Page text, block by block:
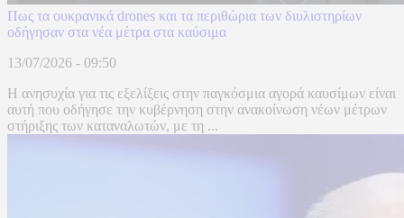
Πως τα ουκρανικά drones και τα περιθώρια των διυλιστηρίων
οδήγησαν στα νέα μέτρα στα καύσιμα
13/07/2026 - 09:50
Η ανησυχία για τις εξελίξεις στην παγκόσμια αγορά καυσίμων είναι
αυτή που οδήγησε την κυβέρνηση στην ανακοίνωση νέων μέτρων
στήριξης των καταναλωτών, με τη ...